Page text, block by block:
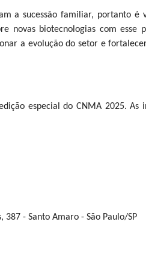
a sucessão familiar, portanto é
novas biotecnologias com esse
a evolução do setor e
especial do CNMA 2025. As
- Santo Amaro - São Paulo/SP